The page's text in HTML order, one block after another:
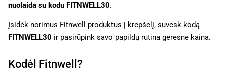
nuolaida su kodu FITNWELL30.
Įsidėk norimus Fitnwell produktus į krepšelį, suvesk kodą
FITNWELL30 ir pasirūpink savo papildų rutina geresne kaina.
Kodėl Fitnwell?